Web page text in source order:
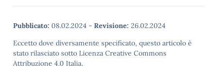
Pubblicato: 08.02.2024 - Revisione: 26.02.2024
Eccetto dove diversamente specificato, questo articolo è
stato rilasciato sotto Licenza Creative Commons
Attribuzione 4.0 Italia.